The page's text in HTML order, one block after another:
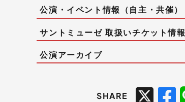
公演・イベント情報（自主・共催）
サントミューゼ 取扱いチケット情報
公演アーカイブ
SHARE